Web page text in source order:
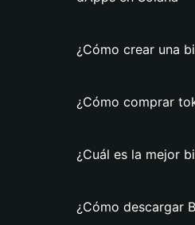
¿Cómo crear una
¿Cómo comprar
¿Cuál es la mejor
¿Cómo descargar